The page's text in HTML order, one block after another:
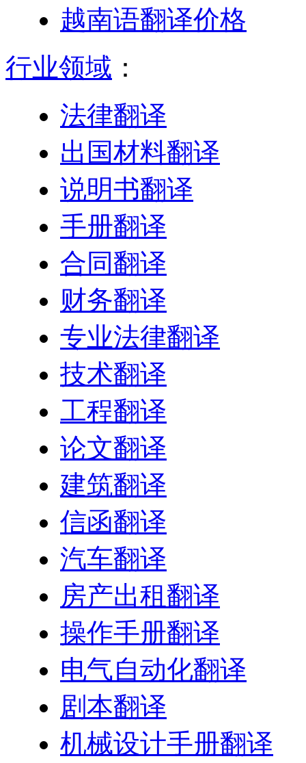
越南语翻译价格
行业领域 ：
法律翻译
出国材料翻译
说明书翻译
手册翻译
合同翻译
财务翻译
专业法律翻译
技术翻译
工程翻译
论文翻译
建筑翻译
信函翻译
汽车翻译
房产出租翻译
操作手册翻译
电气自动化翻译
剧本翻译
机械设计手册翻译